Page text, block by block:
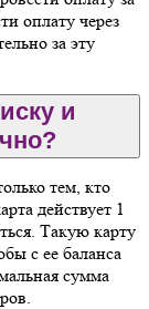
оплату через
за эту
и
тем, кто
действует 1
Такую карту
с ее баланса
сумма